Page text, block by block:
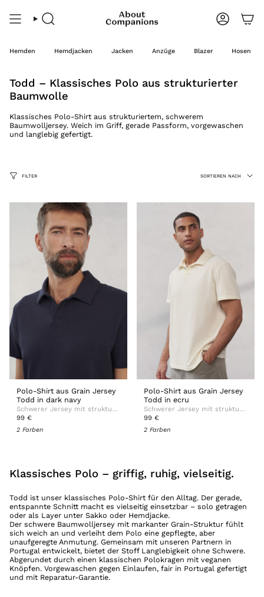
Inhalt
springen
Suche Konto
Hemden Hemdjacken Jacken Anzüge Blazer Hosen
Todd – Klassisches Polo aus strukturierter
Baumwolle
Klassisches Polo-Shirt aus strukturiertem, schwerem
Baumwolljersey. Weich im Griff, gerade Passform, vorgewaschen
und langlebig gefertigt.
FILTER SORTIEREN NACH
Polo-Shirt aus Grain Jersey
Todd in dark navy
Schwerer Jersey mit strukturierter Oberfläche
99 €
2 Farben
Polo-Shirt aus Grain Jersey
Todd in ecru
Schwerer Jersey mit strukturierter Oberfläche
99 €
2 Farben
Klassisches Polo – griffig, ruhig, vielseitig.
Todd ist unser klassisches Polo-Shirt für den Alltag. Der gerade,
entspannte Schnitt macht es vielseitig einsetzbar – solo getragen
oder als Layer unter Sakko oder Hemdjacke.
Der schwere Baumwolljersey mit markanter Grain-Struktur fühlt
sich weich an und verleiht dem Polo eine gepflegte, aber
unaufgeregte Anmutung. Gemeinsam mit unseren Partnern in
Portugal entwickelt, bietet der Stoff Langlebigkeit ohne Schwere.
Abgerundet durch einen klassischen Polokragen mit veganen
Knöpfen. Vorgewaschen gegen Einlaufen, fair in Portugal gefertigt
und mit Reparatur-Garantie.